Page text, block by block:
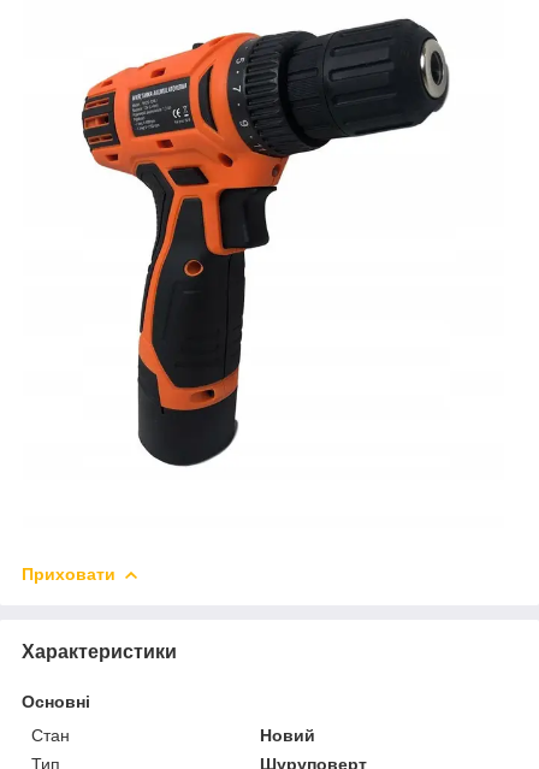
Приховати
Характеристики
Основні
Стан
Новий
Тип
Шуруповерт